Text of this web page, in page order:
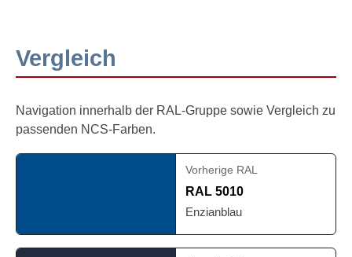
Vergleich
Navigation innerhalb der RAL-Gruppe sowie Vergleich zu
passenden NCS-Farben.
Vorherige RAL
RAL 5010
Enzianblau